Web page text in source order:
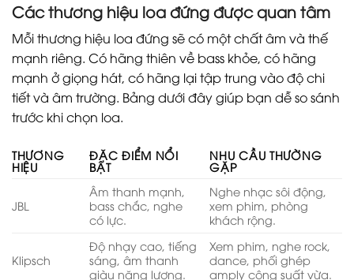
Các thương hiệu loa đứng được quan tâm
Mỗi thương hiệu loa đứng sẽ có một chất âm và thế
mạnh riêng. Có hãng thiên về bass khỏe, có hãng
mạnh ở giọng hát, có hãng lại tập trung vào độ chi
tiết và âm trường. Bảng dưới đây giúp bạn dễ so sánh
trước khi chọn loa.
THƯƠNG
HIỆU
ĐẶC ĐIỂM NỔI
BẬT
NHU CẦU THƯỜNG
GẶP
JBL
Âm thanh mạnh,
bass chắc, nghe
có lực.
Nghe nhạc sôi động,
xem phim, phòng
khách rộng.
Klipsch
Độ nhạy cao, tiếng
sáng, âm thanh
giàu năng lượng.
Xem phim, nghe rock,
dance, phối ghép
amply công suất vừa.